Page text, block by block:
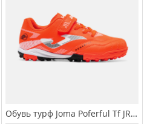
Обувь турф Joma Poferful Tf JR POJS.2606.TFV